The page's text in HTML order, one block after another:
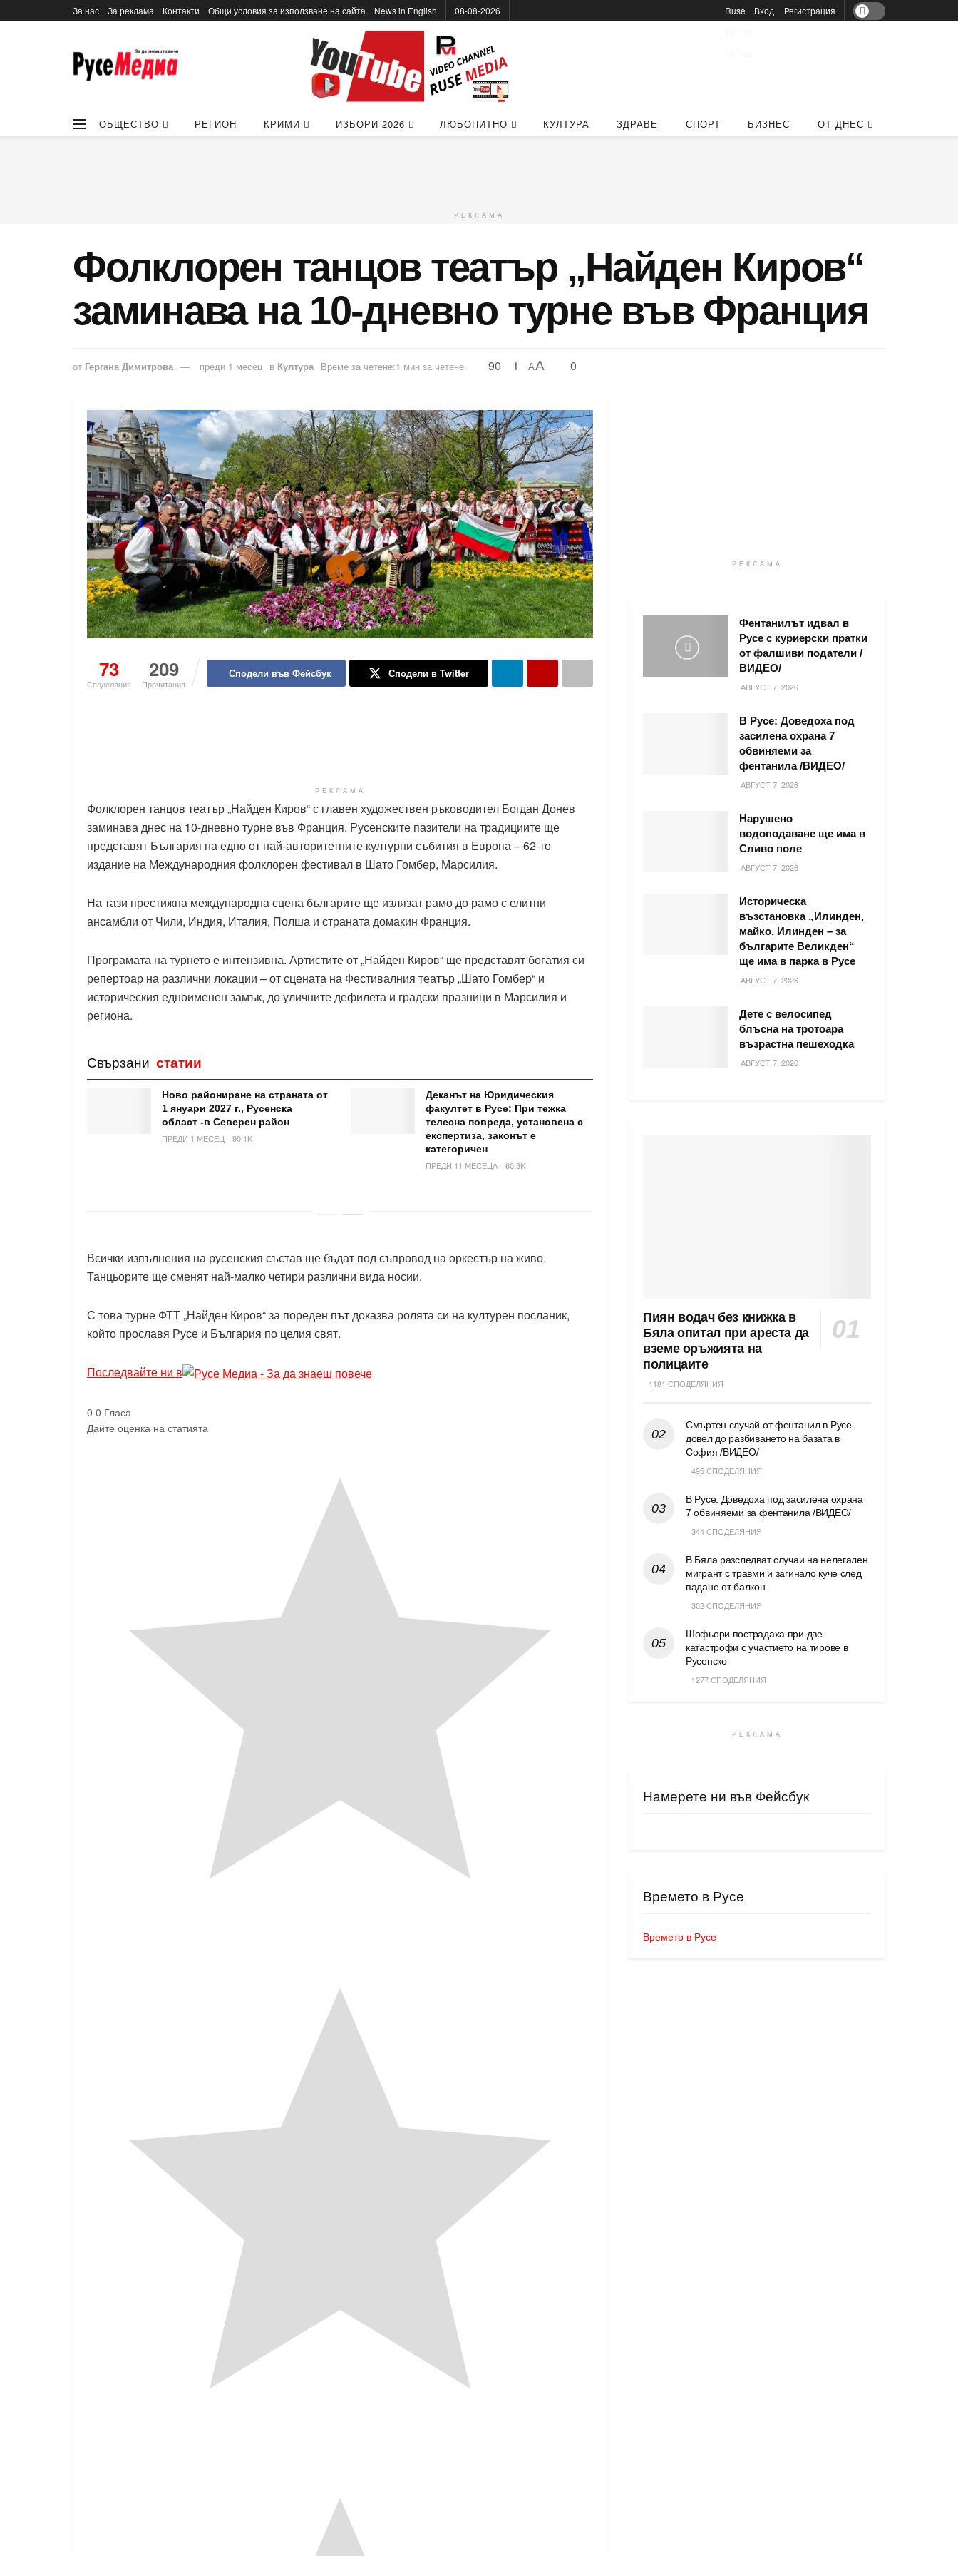
За нас За реклама Контакти Общи условия за използване на сайта News in Еnglish 08-08-2026
Ruse
Вход Регистрация
ОБЩЕСТВО РЕГИОН КРИМИ ИЗБОРИ 2026 ЛЮБОПИТНО КУЛТУРА ЗДРАВЕ СПОРТ БИЗНЕС ОТ ДНЕС
РЕКЛАМА
Фолклорен танцов театър „Найден Киров“
заминава на 10-дневно турне във Франция
от Гергана Димитрова преди 1 месец в Култура Време за четене:1 мин за четене 90 1 AA 0
73
Споделяния
209
Прочитания
Сподели във Фейсбук Сподели в Twitter
РЕКЛАМА
Фолклорен танцов театър „Найден Киров“ с главен художествен ръководител Богдан Донев
заминава днес на 10-дневно турне във Франция. Русенските пазители на традициите ще
представят България на едно от най-авторитетните културни събития в Европа – 62-то
издание на Международния фолклорен фестивал в Шато Гомбер, Марсилия.
На тази престижна международна сцена българите ще излязат рамо до рамо с елитни
ансамбли от Чили, Индия, Италия, Полша и страната домакин Франция.
Програмата на турнето е интензивна. Артистите от „Найден Киров“ ще представят богатия си
репертоар на различни локации – от сцената на Фестивалния театър „Шато Гомбер“ и
историческия едноименен замък, до уличните дефилета и градски празници в Марсилия и
региона.
Свързани статии
Ново райониране на страната от
1 януари 2027 г., Русенска
област -в Северен район
ПРЕДИ 1 МЕСЕЦ
90.1K
Деканът на Юридическия
факултет в Русе: При тежка
телесна повреда, установена с
експертиза, законът е
категоричен
ПРЕДИ 11 МЕСЕЦА
60.3K
Всички изпълнения на русенския състав ще бъдат под съпровод на оркестър на живо.
Танцьорите ще сменят най-малко четири различни вида носии.
С това турне ФТТ „Найден Киров“ за пореден път доказва ролята си на културен посланик,
който прославя Русе и България по целия свят.
Последвайте ни в
0 0 Гласа
Дайте оценка на статията
РЕКЛАМА
Фентанилът идвал в
Русе с куриерски пратки
от фалшиви податели /
ВИДЕО/
АВГУСТ 7, 2026
В Русе: Доведоха под
засилена охрана 7
обвиняеми за
фентанила /ВИДЕО/
АВГУСТ 7, 2026
Нарушено
водоподаване ще има в
Сливо поле
АВГУСТ 7, 2026
Историческа
възстановка „Илинден,
майко, Илинден – за
българите Великден“
ще има в парка в Русе
АВГУСТ 7, 2026
Дете с велосипед
блъсна на тротоара
възрастна пешеходка
АВГУСТ 7, 2026
Пиян водач без книжка в
Бяла опитал при ареста да
вземе оръжията на
полицаите
1181 СПОДЕЛЯНИЯ
Смъртен случай от фентанил в Русе
довел до разбиването на базата в
София /ВИДЕО/
495 СПОДЕЛЯНИЯ
В Русе: Доведоха под засилена охрана
7 обвиняеми за фентанила /ВИДЕО/
344 СПОДЕЛЯНИЯ
В Бяла разследват случаи на нелегален
мигрант с травми и загинало куче след
падане от балкон
302 СПОДЕЛЯНИЯ
Шофьори пострадаха при две
катастрофи с участието на тирове в
Русенско
1277 СПОДЕЛЯНИЯ
РЕКЛАМА
Намерете ни във Фейсбук
Времето в Русе
Времето в Русе